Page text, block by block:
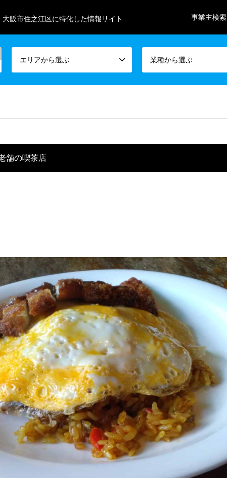
大阪市住之江区に特化した情報サイト 事業主検索
エリアから選ぶ 業種から選ぶ
舗の喫茶店